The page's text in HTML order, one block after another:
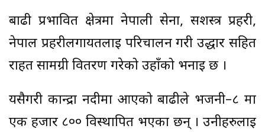
बाढी प्रभावित क्षेत्रमा नेपाली सेना, सशस्त्र प्रहरी,
नेपाल प्रहरीलगायतलाई परिचालन गरी उद्धार सहित
राहत सामग्री वितरण गरेको उहाँको भनाइ छ ।
यसैगरी कान्द्रा नदीमा आएको बाढीले भजनी–८ मा
एक हजार ८०० विस्थापित भएका छन् । उनीहरुलाई